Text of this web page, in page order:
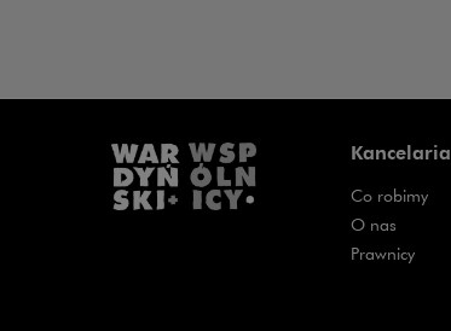
Kancelaria
Co robimy
O nas
Prawnicy